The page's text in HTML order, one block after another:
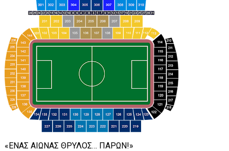
«ΕΝΑΣ ΑΙΩΝΑΣ ΘΡΥΛΟΣ… ΠΑΡΩΝ!»